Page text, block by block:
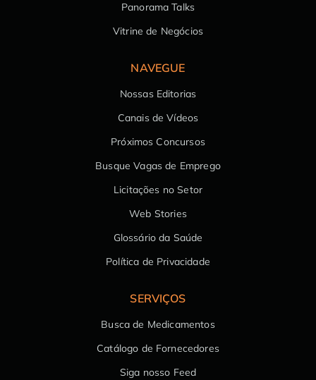
Panorama Talks
Vitrine de Negócios
NAVEGUE
Nossas Editorias
Canais de Vídeos
Próximos Concursos
Busque Vagas de Emprego
Licitações no Setor
Web Stories
Glossário da Saúde
Política de Privacidade
SERVIÇOS
Busca de Medicamentos
Catálogo de Fornecedores
Siga nosso Feed